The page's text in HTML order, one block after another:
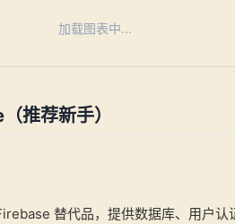
加载图表中...
推荐新手）
替代品，提供数据库、用户认